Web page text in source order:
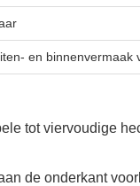
en binnenvermaak
tot viervoudige
de onderkant